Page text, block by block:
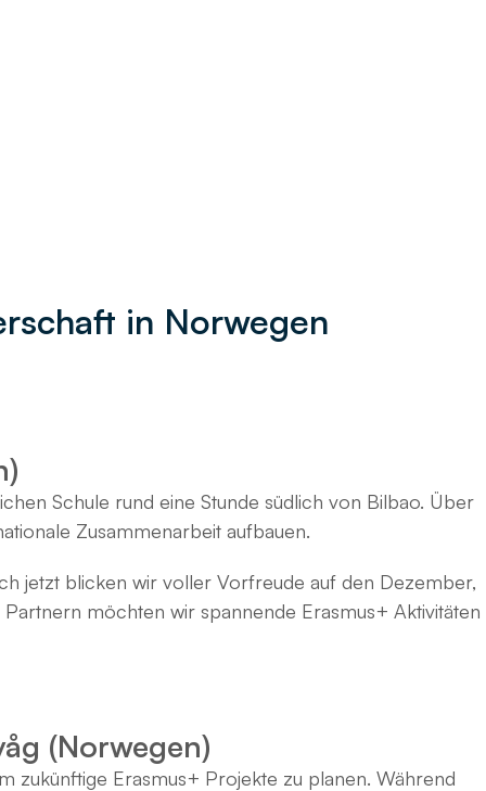
in Norwegen
Schule rund eine Stunde südlich von Bilbao. Über
Zusammenarbeit aufbauen.
jetzt blicken wir voller Vorfreude auf den Dezember,
möchten wir spannende Erasmus+ Aktivitäten
(Norwegen)
zukünftige Erasmus+ Projekte zu planen. Während